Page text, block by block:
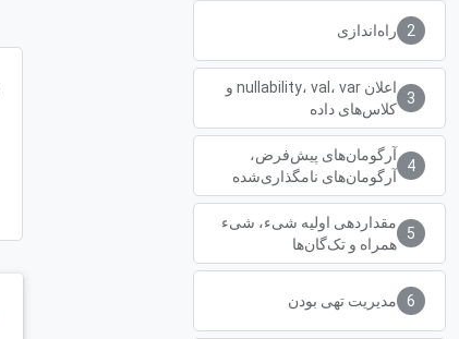
راه‌اندازی
اعلان nullability، val، var و
کلاس‌های داده
آرگومان‌های پیش‌فرض،
آرگومان‌های نامگذاری‌شده
مقداردهی اولیه شیء، شیء
همراه و تک‌گان‌ها
مدیریت تهی بودن